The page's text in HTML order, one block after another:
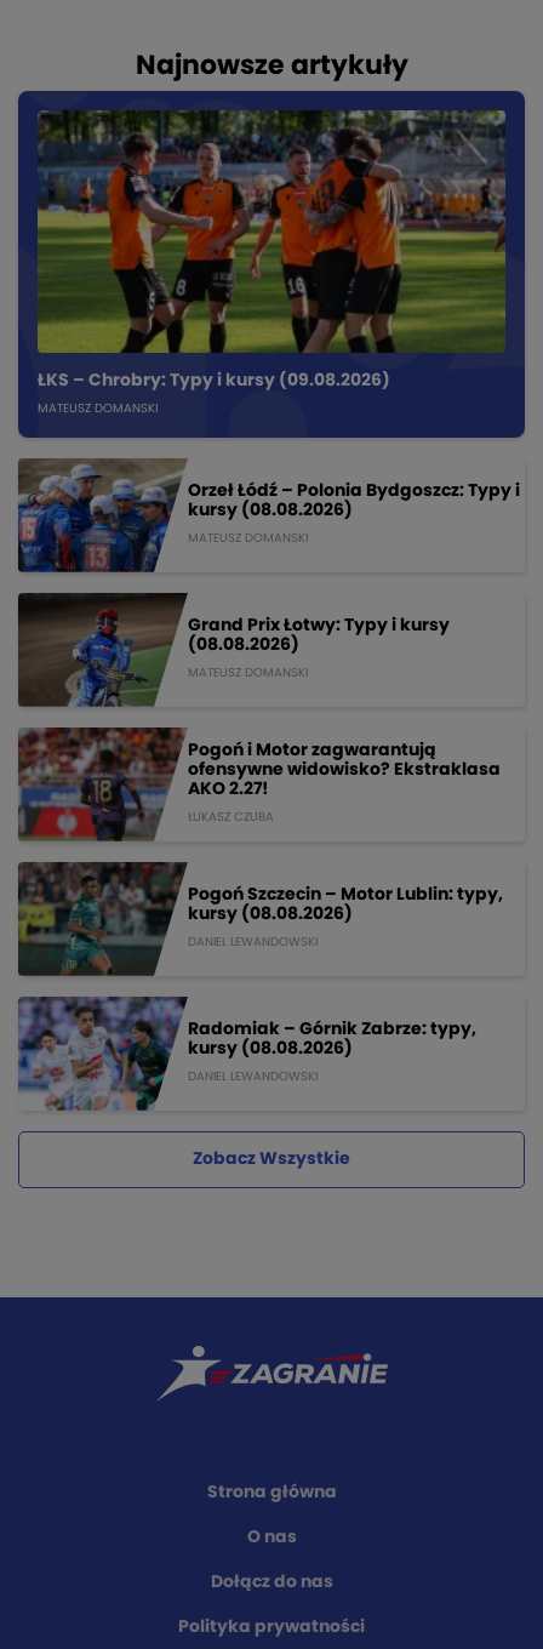
Najnowsze artykuły
ŁKS – Chrobry: Typy i kursy (09.08.2026)
MATEUSZ DOMANSKI
Orzeł Łódź – Polonia Bydgoszcz: Typy i
kursy (08.08.2026)
MATEUSZ DOMANSKI
Grand Prix Łotwy: Typy i kursy
(08.08.2026)
MATEUSZ DOMANSKI
Pogoń i Motor zagwarantują
ofensywne widowisko? Ekstraklasa
AKO 2.27!
ŁUKASZ CZUBA
Pogoń Szczecin – Motor Lublin: typy,
kursy (08.08.2026)
DANIEL LEWANDOWSKI
Radomiak – Górnik Zabrze: typy,
kursy (08.08.2026)
DANIEL LEWANDOWSKI
Zobacz Wszystkie
Strona główna
O nas
Dołącz do nas
Polityka prywatności